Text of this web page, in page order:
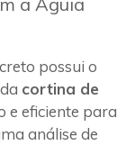
possui o
cortina de
e eficiente para
análise de